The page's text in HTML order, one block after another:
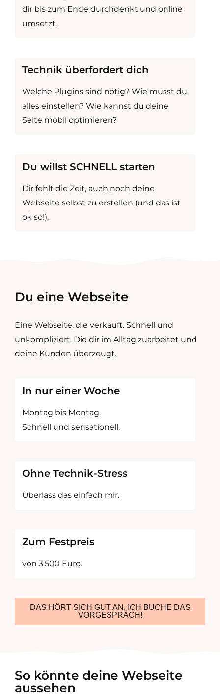
dir bis zum Ende durchdenkt und online
umsetzt.
Technik überfordert dich
Welche Plugins sind nötig? Wie musst du
alles einstellen? Wie kannst du deine
Seite mobil optimieren?
Du willst SCHNELL starten
Dir fehlt die Zeit, auch noch deine
Webseite selbst zu erstellen (und das ist
ok so!).
Du eine Webseite
Eine Webseite, die verkauft. Schnell und
unkompliziert. Die dir im Alltag zuarbeitet und
deine Kunden überzeugt.
In nur einer Woche
Montag bis Montag.
Schnell und sensationell.
Ohne Technik-Stress
Überlass das einfach mir.
Zum Festpreis
von 3.500 Euro.
DAS HÖRT SICH GUT AN. ICH BUCHE DAS
VORGESPRÄCH!
So könnte deine Webseite
aussehen